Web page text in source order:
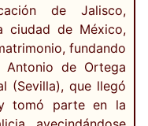
de Jalisco,
ciudad de México,
fundando
Antonio de Ortega
(Sevilla), que llegó
tomó parte en la